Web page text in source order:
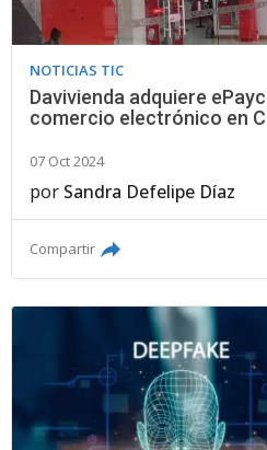
NOTICIAS TIC
Davivienda adquiere
comercio electrónico en
07 Oct 2024
por Sandra Defelipe Díaz
Compartir